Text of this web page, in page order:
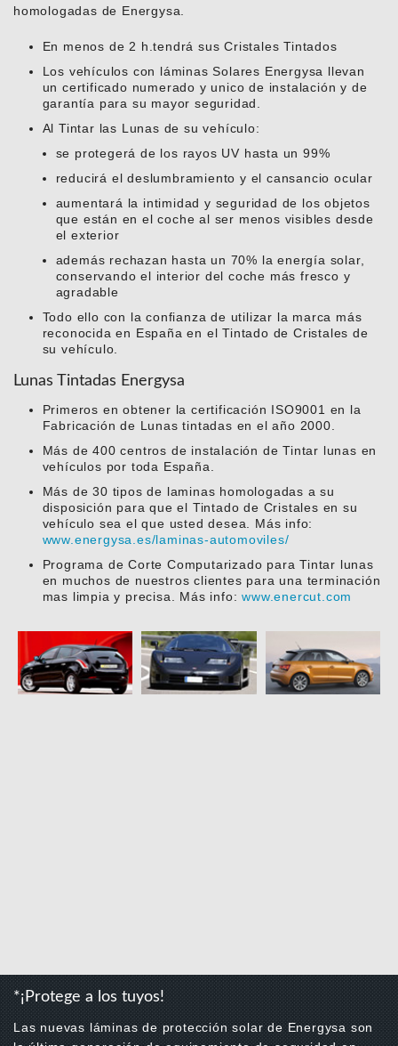
homologadas de Energysa.
En menos de 2 h.tendrá sus Cristales Tintados
Los vehículos con láminas Solares Energysa llevan
un certificado numerado y unico de instalación y de
garantía para su mayor seguridad.
Al Tintar las Lunas de su vehículo:
se protegerá de los rayos UV hasta un 99%
reducirá el deslumbramiento y el cansancio ocular
aumentará la intimidad y seguridad de los objetos
que están en el coche al ser menos visibles desde
el exterior
además rechazan hasta un 70% la energía solar,
conservando el interior del coche más fresco y
agradable
Todo ello con la confianza de utilizar la marca más
reconocida en España en el Tintado de Cristales de
su vehículo.
Lunas Tintadas Energysa
Primeros en obtener la certificación ISO9001 en la
Fabricación de Lunas tintadas en el año 2000.
Más de 400 centros de instalación de Tintar lunas en
vehículos por toda España.
Más de 30 tipos de laminas homologadas a su
disposición para que el Tintado de Cristales en su
vehículo sea el que usted desea. Más info:
www.energysa.es/laminas-automoviles/
Programa de Corte Computarizado para Tintar lunas
en muchos de nuestros clientes para una terminación
mas limpia y precisa. Más info:www.enercut.com
*¡Protege a los tuyos!
Las nuevas láminas de protección solar de Energysa son